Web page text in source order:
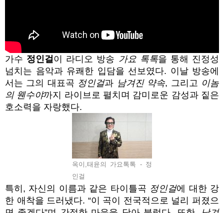
가수 정인걸이 라디오 방송 가요 톡톡을 통해 진정성
넘치는 음악과 유쾌한 입담을 선보였다. 이날 방송에
서는 그의 대표곡 정인걸과 남겨진 약속, 그리고 이놈
의 웬수야까지 라이브로 펼치며 감미로운 감성과 짙은
호소력을 자랑했다.
옥이,태윤의 가요톡톡 - 정
인걸
특히, 자신의 이름과 같은 타이틀곡 정인걸에 대한 강
한 애착을 드러냈다. “이 곡이 전국적으로 널리 퍼졌으